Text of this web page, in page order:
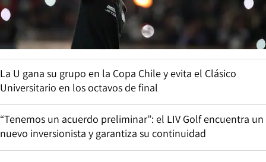
La U gana su grupo en la Copa Chile y evita el Clásico
Universitario en los octavos de final
“Tenemos un acuerdo preliminar”: el LIV Golf encuentra un
nuevo inversionista y garantiza su continuidad